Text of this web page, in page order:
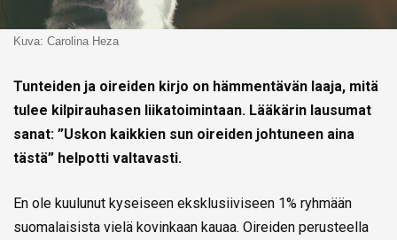
Kuva: Carolina Heza
Tunteiden ja oireiden kirjo on hämmentävän laaja, mitä
tulee kilpirauhasen liikatoimintaan. Lääkärin lausumat
sanat: ”Uskon kaikkien sun oireiden johtuneen aina
tästä” helpotti valtavasti.
En ole kuulunut kyseiseen eksklusiiviseen 1% ryhmään
suomalaisista vielä kovinkaan kauaa. Oireiden perusteella